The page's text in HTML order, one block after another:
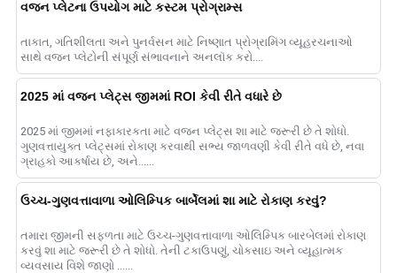
વજન પ્લેટના ઉપયોગ માટે કસ્ટમ પ્રોગ્રામ્સ
તાકાત, ગતિશીલતા અને પુનર્વસન માટે નિષ્ણાત પ્રોગ્રામિંગ વ્યૂહરચનાઓ
સાથે વજન પ્લેટોની સંપૂર્ણ સંભાવનાને અનલૉક કરો....
2025 માં વજન પ્લેટ્સ જીમમાં ROI કેવી રીતે વધારે છે
2025 માં જીમમાં નફાકારકતા માટે વજન પ્લેટ્સ શા માટે જરૂરી છે તે શોધો.
ગુણવત્તાયુક્ત પ્લેટ્સમાં રોકાણ કરવાથી સભ્ય જાળવણી કેવી રીતે વધે છે, નવા
ગ્રાહકો આકર્ષાય છે, અને......
ઉચ્ચ-ગુણવત્તાવાળા ઓલિમ્પિક બાર્બેલમાં શા માટે રોકાણ કરવું?
તમારા જીમની સફળતા માટે ઉચ્ચ-ગુણવત્તાવાળા ઓલિમ્પિક બારબેલમાં રોકાણ
કરવું શા માટે જરૂરી છે તે શોધો. તેની ટકાઉપણું, ચોકસાઇ અને વ્યૂહાત્મક
વ્યવસાય વિશે જાણો ......